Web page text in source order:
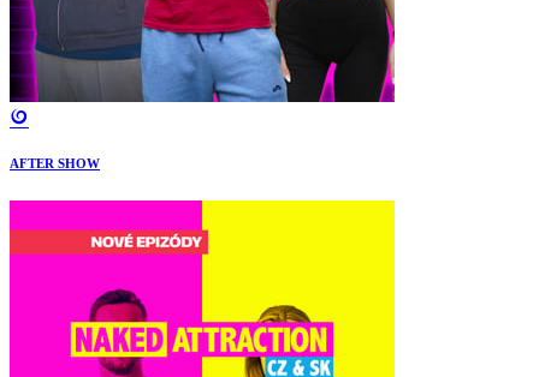
AFTER SHOW